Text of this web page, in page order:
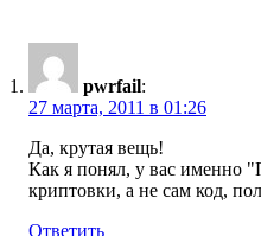
pwrfail:
27 марта, 2011 в 01:26
Да, крутая вещь!
Как я понял, у вас именно
криптовки, а не сам код,
Ответить